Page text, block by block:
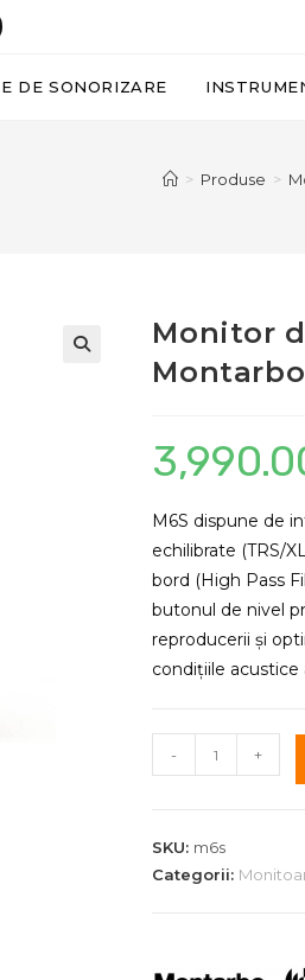
DE SONORIZARE
> Produse >
Monitor
Montarbo
M6S dispune de
echilibrate (TRS/
bord (High Pass
butonul de nivel
reproducerii și
condițiile acustice
Cantitate
Monitor
activ
- +
SKU: m6s
Categorii: